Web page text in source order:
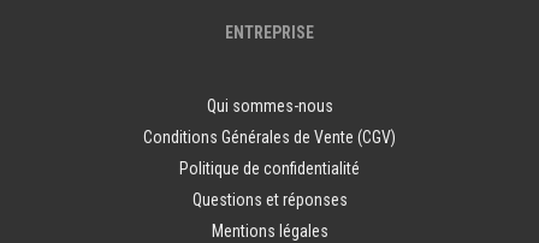
ENTREPRISE
Qui sommes-nous
Conditions Générales de Vente (CGV)
Politique de confidentialité
Questions et réponses
Mentions légales